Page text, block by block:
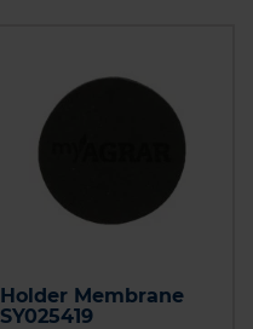
Holder Membrane
SY025419